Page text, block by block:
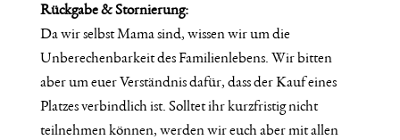
Rückgabe & Stornierung:
Da wir selbst Mama sind, wissen wir um die
Unberechenbarkeit des Familienlebens. Wir bitten
aber um euer Verständnis dafür, dass der Kauf eines
Platzes verbindlich ist. Solltet ihr kurzfristig nicht
teilnehmen können, werden wir euch aber mit allen